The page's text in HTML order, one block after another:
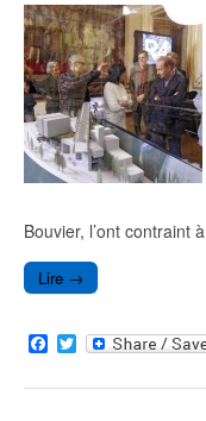
Bouvier, l’ont
Lire →
F
a
c
T
w
i